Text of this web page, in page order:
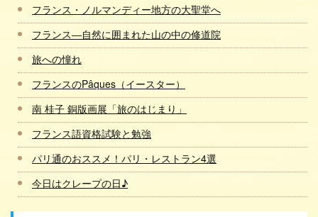
フランス・ノルマンディー地方の大聖堂へ
フランス―自然に囲まれた山の中の修道院
旅への憧れ
フランスのPâques（イースター）
南 桂子 銅版画展「旅のはじまり」
フランス語資格試験と勉強
パリ通のおススメ！パリ・レストラン4選
今日はクレープの日♪